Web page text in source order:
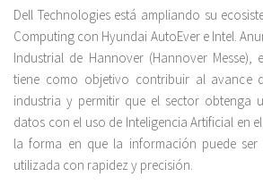
Dell Technologies está ampliando su
Computing con Hyundai AutoEver e Intel.
Industrial de Hannover (Hannover Messe),
tiene como objetivo contribuir al avance
industria y permitir que el sector obtenga
datos con el uso de Inteligencia Artificial en
la forma en que la información puede
utilizada con rapidez y precisión.